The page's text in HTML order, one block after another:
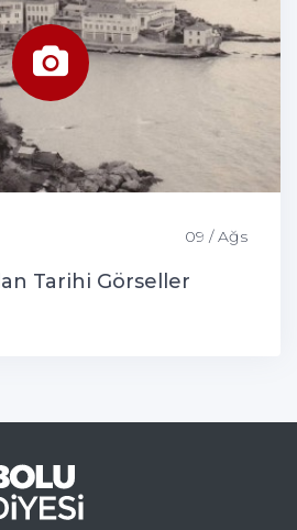
09 / Ağs
Tarihi Görseller